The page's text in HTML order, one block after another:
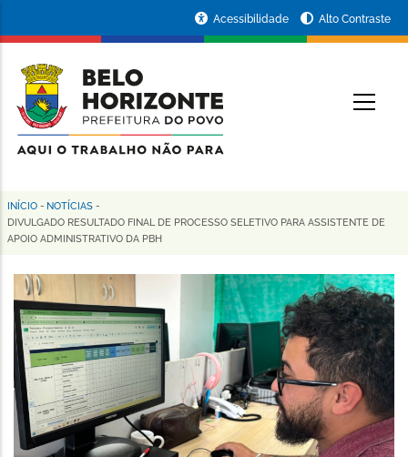
conteúdo
principal
da
Prefeitura
de
Horizonte
Acessibilidade Alto Contraste
Trilha
de
navegação
INÍCIO - NOTÍCIAS -
DIVULGADO RESULTADO FINAL DE PROCESSO SELETIVO PARA ASSISTENTE DE
APOIO ADMINISTRATIVO DA PBH